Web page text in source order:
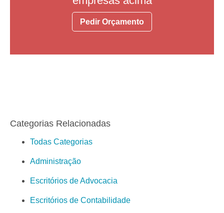
Pedir Orçamento
Categorias Relacionadas
Todas Categorias
Administração
Escritórios de Advocacia
Escritórios de Contabilidade